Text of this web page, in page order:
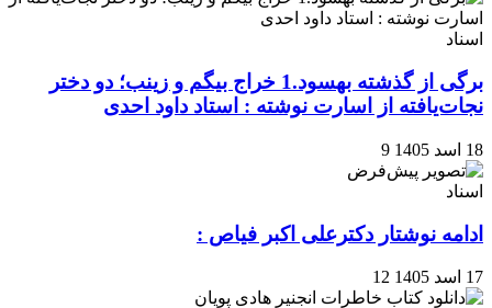
اسناد
برگی از گذشته بهسود.1 خراج بیگم و زینب؛ دو دختر
نجات‌یافته از اسارت نوشته : استاد داود احدی
18 اسد 1405 9
اسناد
ادامه نوشتار دکترعلی اکبر فیاص :
17 اسد 1405 12